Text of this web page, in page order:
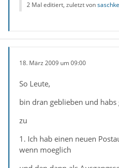
2 Mal editiert, zuletzt vonsaschke
18. März 2009 um 09:00
So Leute,
bin dran geblieben und habs
zu
1. Ich hab einen neuen
wenn moeglich